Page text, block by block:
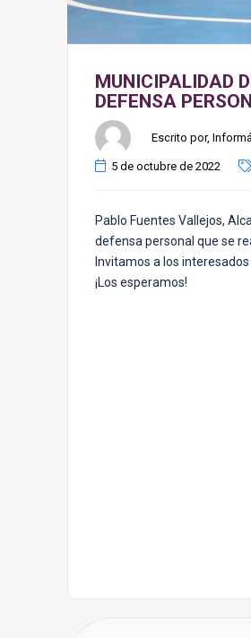
MUNICIPALIDAD
DEFENSA
Escrito por,
5 de octubre de 2022
Pablo Fuentes Vallejos,
defensa personal que se
Invitamos a los
¡Los esperamos!